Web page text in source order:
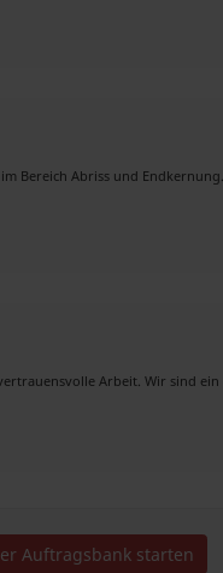
Bereich Abriss und
Arbeit. Wir sind ein
Auftragsbank starten